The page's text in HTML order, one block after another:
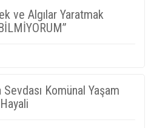
ve Algılar Yaratmak
Komünal Yaşam